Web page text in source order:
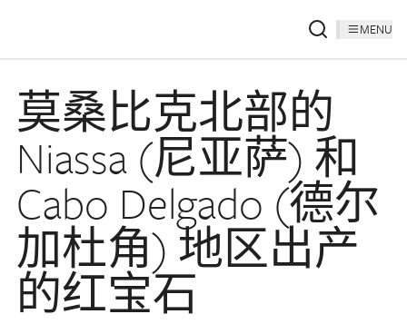
MENU
莫桑比克北部的
Niassa (尼亚萨) 和
Cabo Delgado (德尔
加杜角) 地区出产
的红宝石